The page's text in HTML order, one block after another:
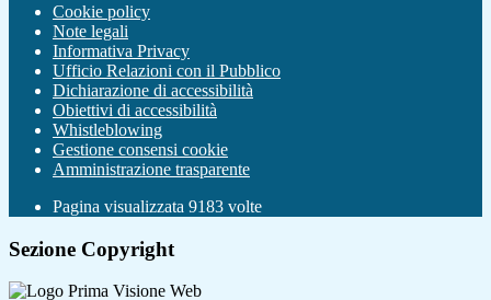
Cookie policy
Note legali
Informativa Privacy
Ufficio Relazioni con il Pubblico
Dichiarazione di accessibilità
Obiettivi di accessibilità
Whistleblowing
Gestione consensi cookie
Amministrazione trasparente
Pagina visualizzata 9183 volte
Sezione Copyright